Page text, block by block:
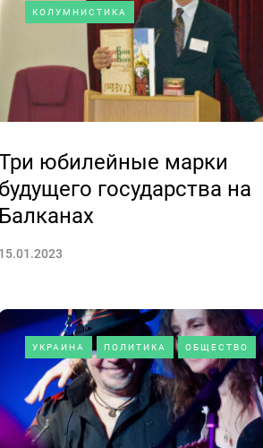
КОЛУМНИСТИКА
юбилейные марки
будущего государства на
Балканах
15.01.2023
УКРАИНА ПОЛИТИКА ОБЩЕСТВО